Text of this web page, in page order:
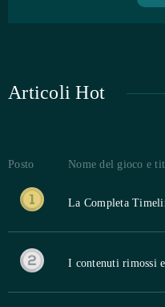
Articoli Hot
Posto Nome del gioco e
La Completa
I contenuti rimossi